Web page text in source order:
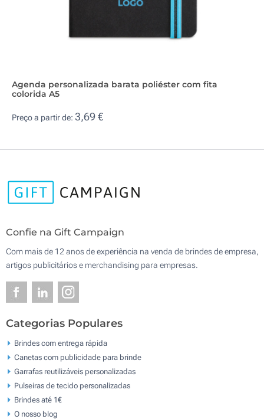
Agenda personalizada barata poliéster com fita
colorida A5
Preço a partir de: 3,69 €
Confie na Gift Campaign
Com mais de 12 anos de experiência na venda de brindes de empresa,
artigos publicitários e merchandising para empresas.
Categorias Populares
Brindes com entrega rápida
Canetas com publicidade para brinde
Garrafas reutilizáveis personalizadas
Pulseiras de tecido personalizadas
Brindes até 1€
O nosso blog